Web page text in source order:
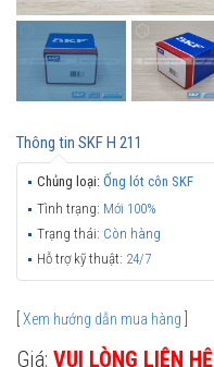
Thông tin SKF H 211
Chủng loại: Ống lót côn SKF
Tình trạng: Mới 100%
Trạng thái: Còn hàng
Hỗ trợ kỹ thuật: 24/7
Xem hướng dẫn mua hàng
Giá: VUI LÒNG LIÊN HỆ